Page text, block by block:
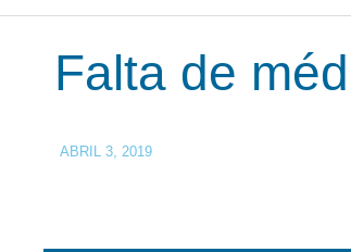
Falta de
ABRIL 3, 2019